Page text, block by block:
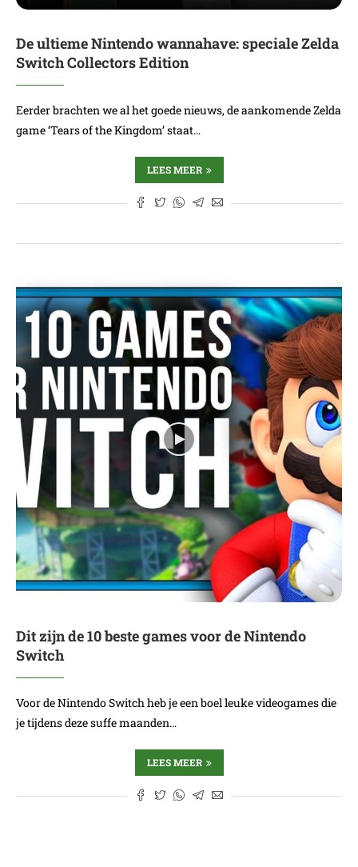
De ultieme Nintendo wannahave: speciale Zelda
Switch Collectors Edition
Eerder brachten we al het goede nieuws, de aankomende Zelda
game ‘Tears of the Kingdom’ staat…
LEES MEER
Dit zijn de 10 beste games voor de Nintendo
Switch
Voor de Nintendo Switch heb je een boel leuke videogames die
je tijdens deze suffe maanden…
LEES MEER